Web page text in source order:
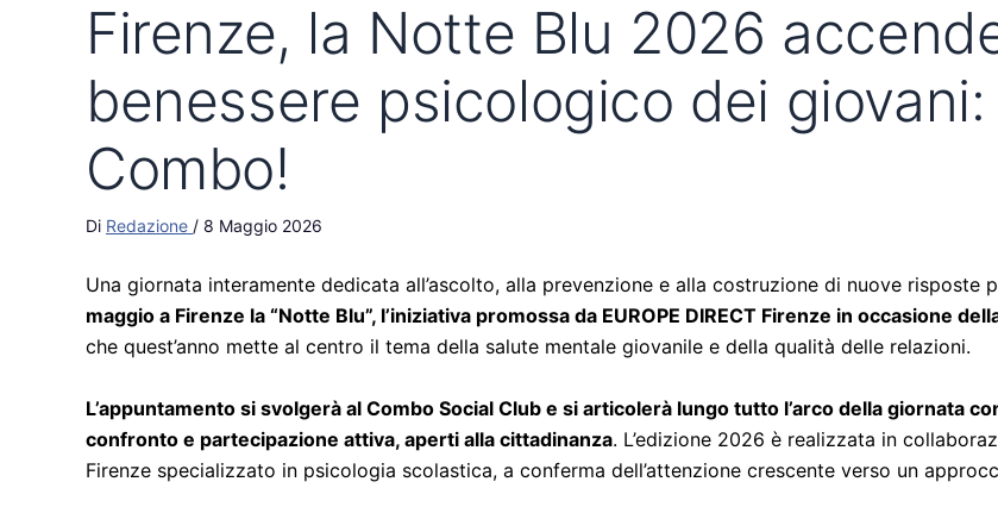
Firenze, la Notte Blu 2026
benessere psicologico dei
Combo!
Di Redazione / 8 Maggio 2026
Una giornata interamente dedicata all’ascolto, alla prevenzione e alla costruzione di nuove risposte
maggio a Firenze la “Notte Blu”, l’iniziativa promossa da EUROPE DIRECT Firenze in occasione
che quest’anno mette al centro il tema della salute mentale giovanile e della qualità delle relazioni.
L’appuntamento si svolgerà al Combo Social Club e si articolerà lungo tutto l’arco della giornata
confronto e partecipazione attiva, aperti alla cittadinanza. L’edizione 2026 è realizzata in
Firenze specializzato in psicologia scolastica, a conferma dell’attenzione crescente verso un